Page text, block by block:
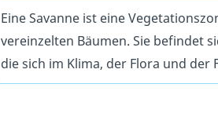
Eine Savanne ist eine
vereinzelten Bäumen. Sie befindet
die sich im Klima, der Flora und der